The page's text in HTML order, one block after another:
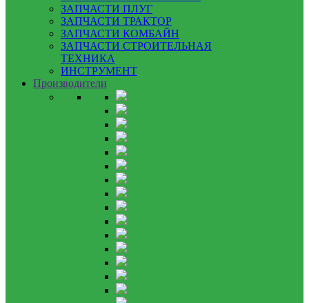
ЗАПЧАСТИ ПЛУГ
ЗАПЧАСТИ ТРАКТОР
ЗАПЧАСТИ КОМБАЙН
ЗАПЧАСТИ СТРОИТЕЛЬНАЯ
ТЕХНИКА
ИНСТРУМЕНТ
Производители